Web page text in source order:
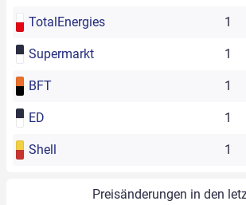
TotalEnergies 1
Supermarkt 1
BFT 1
ED 1
Shell 1
Preisänderungen in den